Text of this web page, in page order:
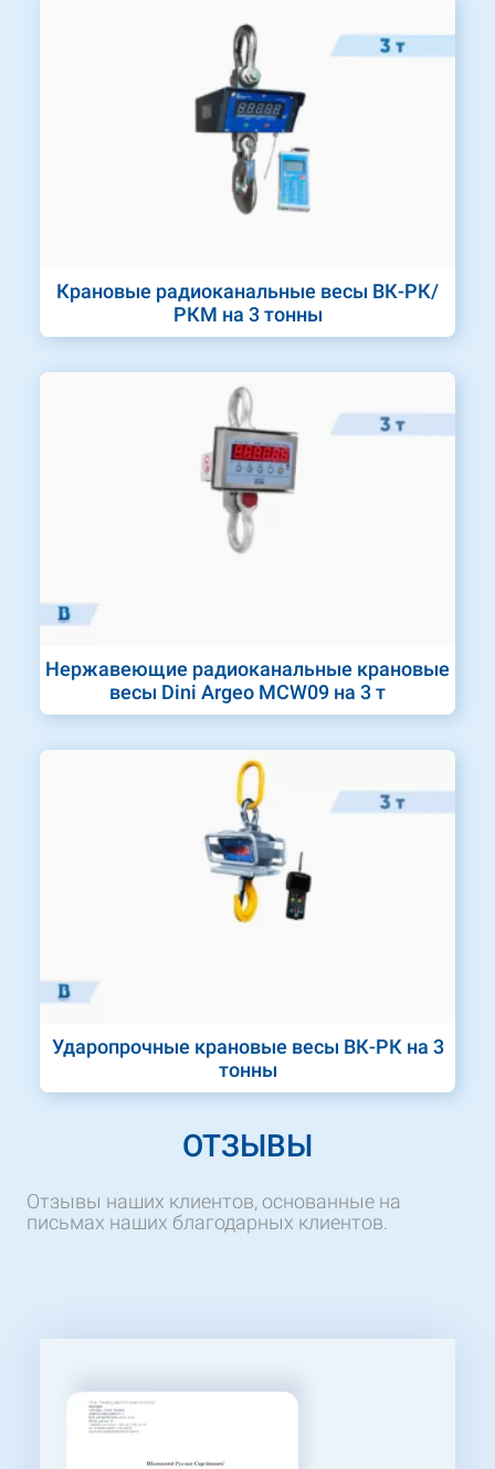
Крановые радиоканальные весы ВК-РК/
РКМ на 3 тонны
Нержавеющие радиоканальные крановые
весы Dini Argeo MCW09 на 3 т
Ударопрочные крановые весы ВК-РК на 3
тонны
ОТЗЫВЫ
Отзывы наших клиентов, основанные на
письмах наших благодарных клиентов.